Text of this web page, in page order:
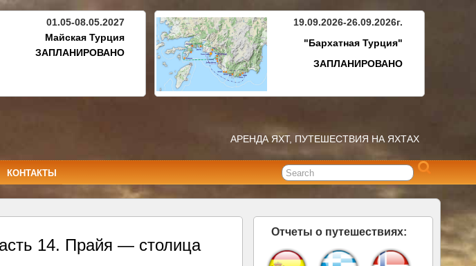
01.05-08.05.2027
Майская Турция
ЗАПЛАНИРОВАНО
19.09.2026-26.09.2026г.
"Бархатная Турция"
ЗАПЛАНИРОВАНО
АРЕНДА ЯХТ, ПУТЕШЕСТВИЯ НА ЯХТАХ
КОНТАКТЫ
14. Прайя — столица
Отчеты о путешествиях: